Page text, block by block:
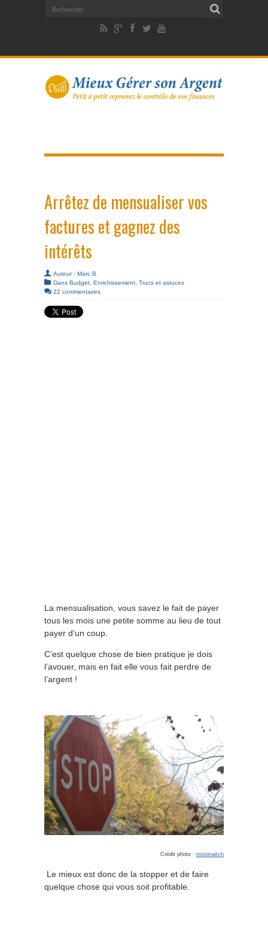
Arrêtez de mensualiser vos
factures et gagnez des
intérêts
Auteur : Marc B.
Dans Budget Enrichissement Trucs et astuces
22 commentaires
La mensualisation, vous savez le fait de payer
tous les mois une petite somme au lieu de tout
payer d’un coup.
C’est quelque chose de bien pratique je dois
l’avouer, mais en fait elle vous fait perdre de
l’argent !
Crédit photo : misteraitch
Le mieux est donc de la stopper et de faire
quelque chose qui vous soit profitable.